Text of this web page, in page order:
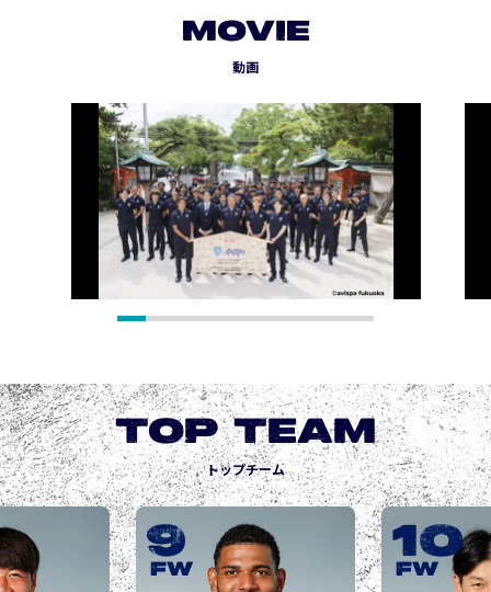
MOVIE
動画
TOP TEAM
トップチーム
9
FW
10
FW